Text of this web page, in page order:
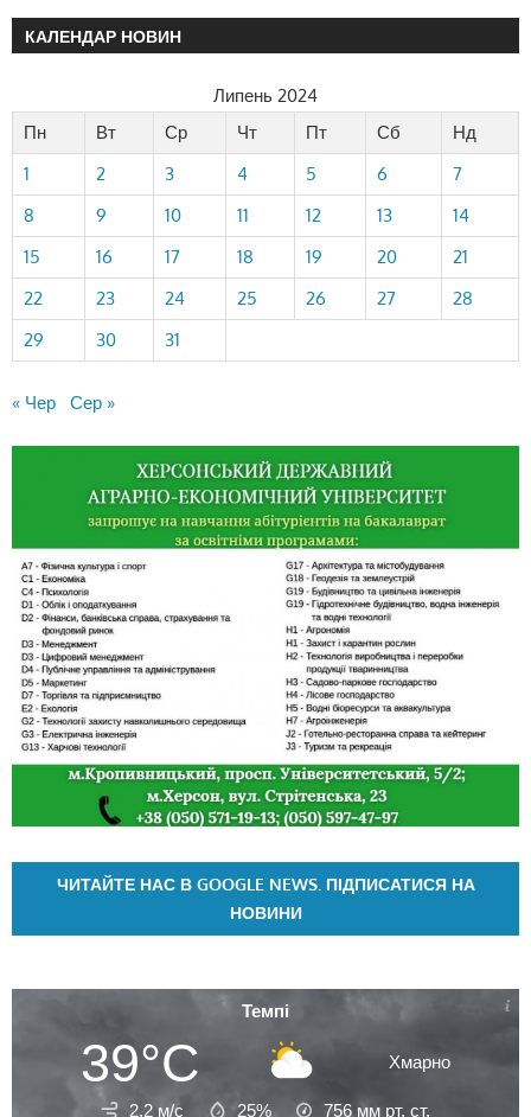
КАЛЕНДАР НОВИН
Липень 2024
Пн
Вт Ср Чт Пт Сб
Нд
1
2 3 4 5 6
7
8
9 10 11 12 13
14
15
16 17 18 19 20
21
22
23 24 25 26 27
28
29
30 31
« Чер Сер »
ЧИТАЙТЕ НАС В GOOGLE NEWS. ПІДПИСАТИСЯ НА
НОВИНИ
Темпі
39°C Хмарно
2.2 м/с 25% 756 мм рт. ст.